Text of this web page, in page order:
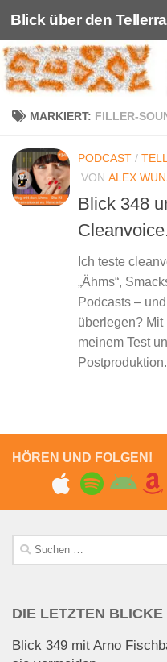
Unter dem Inhalt
Blick über den
MARKIERT: FILLER-
PODCAST /
VON ALEX
Blick 348
Ich teste
„Ähms“,
Podcasts –
überlegen?
meinem Test
Postproduktion.
HÖREN UND FOLGEN!
Suchen
nach:
DIE LETZTEN BLICKE
Blick 349 mit Arno